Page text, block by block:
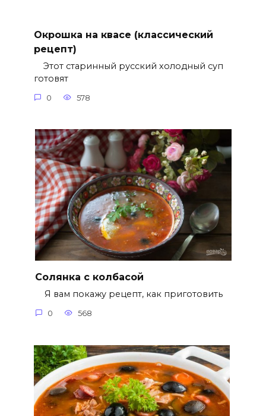
Окрошка на квасе (классический
рецепт)
Этот старинный русский холодный суп
готовят
0 578
Солянка с колбасой
Я вам покажу рецепт, как приготовить
0 568